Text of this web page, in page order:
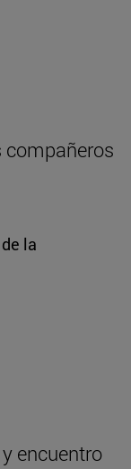
compañeros
la
encuentro